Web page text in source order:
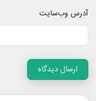
آدرس وب‌سایت
ارسال دیدگاه